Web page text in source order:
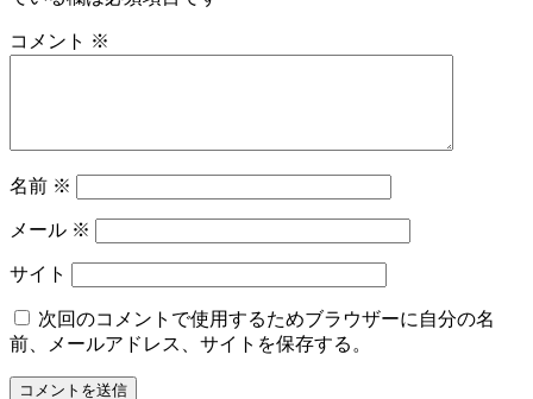
コメント ※
名前 ※
メール ※
サイト
次回のコメントで使用するためブラウザーに自分の名
前、メールアドレス、サイトを保存する。